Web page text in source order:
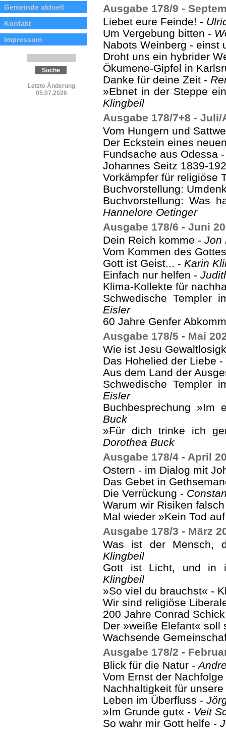
Gemeinde aktuell
Kontakt
Impressum
Letzte Änderung
05.07.2026
Ausgabe 178/9 -
Liebet eure Feinde! -
Um Vergebung bitten -
Nabots Weinberg - einst
Droht uns ein hybrider
Ökumene-Gipfel in
Danke für deine Zeit -
»Ebnet in der Steppe
Klingbeil
Ausgabe 178/7+8 - Juli/
Vom Hungern und
Der Eckstein eines
Fundsache aus Odessa
Johannes Seitz 1839-
Vorkämpfer für religiöse
Buchvorstellung:
Buchvorstellung: Was
Hannelore Oetinger
Ausgabe 178/6 - Juni
Dein Reich komme - Jon
Vom Kommen des
Gott ist Geist... - Karin
Einfach nur helfen -
Klima-Kollekte für
Schwedische
Eisler
60 Jahre Genfer
Ausgabe 178/5 - Mai
Wie ist Jesu
Das Hohelied der Liebe -
Aus dem Land der
Schwedische
Eisler
Buchbesprechung
Buck
»Für dich trinke ich
Dorothea Buck
Ausgabe 178/4 - April
Ostern - im Dialog mit
Das Gebet in
Die Verrückung -
Warum wir Risiken
Mal wieder »Kein Tod
Ausgabe 178/3 - März
Was ist der
Klingbeil
Gott ist Licht, und in
Klingbeil
»So viel du brauchst« -
Wir sind religiöse
200 Jahre Conrad
Der »weiße Elefant« soll
Wachsende
Ausgabe 178/2 -
Blick für die Natur -
Vom Ernst der
Nachhaltigkeit für
Leben im Überfluss -
»Im Grunde gut« - Veit
So wahr mir Gott helfe -